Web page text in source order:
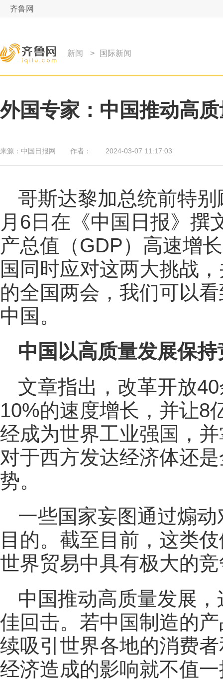
齐鲁网
新闻 > 国际新闻
外国专家：中国推动高
来源： 中国日报网 作者： 2024-03-07 11:17:03
哥斯达黎加总统前特别
月6日在《中国日报》撰
产总值（GDP）高速增
国同时应对这两大挑战
的全国两会，我们可以
中国。
中国以高质量发展保
文章指出，改革开放
10%的速度增长，并让8
经成为世界工业强国，
对于西方发达经济体还
势。
一些国家妄图通过煽
目的。截至目前，这类
世界贸易中具有极大的
中国推动高质量发展
佳回击。若中国制造的
续吸引世界各地的消费
经济造成的影响就不值